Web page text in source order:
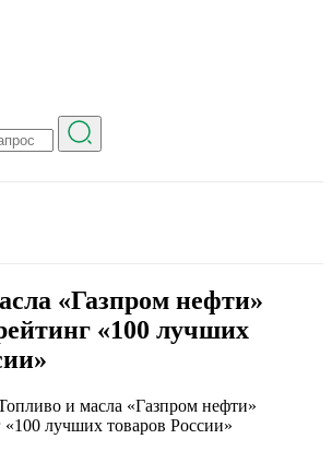
«Газпром нефти»
«100 лучших
и масла «Газпром нефти»
«100 лучших товаров России»